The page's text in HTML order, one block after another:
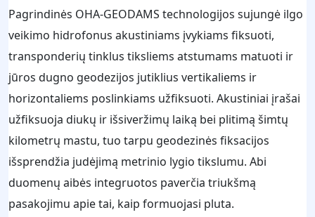
Pagrindinės OHA-GEODAMS technologijos sujungė ilgo
veikimo hidrofonus akustiniams įvykiams fiksuoti,
transponderių tinklus tiksliems atstumams matuoti ir
jūros dugno geodezijos jutiklius vertikaliems ir
horizontaliems poslinkiams užfiksuoti. Akustiniai įrašai
užfiksuoja diukų ir išsiveržimų laiką bei plitimą šimtų
kilometrų mastu, tuo tarpu geodezinės fiksacijos
išsprendžia judėjimą metrinio lygio tikslumu. Abi
duomenų aibės integruotos paverčia triukšmą
pasakojimu apie tai, kaip formuojasi pluta.